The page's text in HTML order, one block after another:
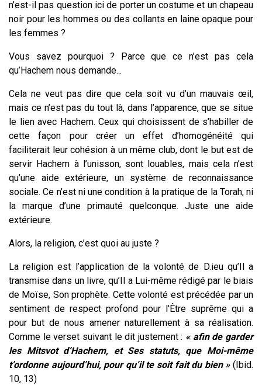
n’est-il pas question ici de porter un costume et un chapeau
noir pour les hommes ou des collants en laine opaque pour
les femmes ?
Vous savez pourquoi ? Parce que ce n’est pas cela
qu’Hachem nous demande...
Cela ne veut pas dire que cela soit vu d’un mauvais œil,
mais ce n’est pas du tout là, dans l’apparence, que se situe
le lien avec Hachem. Ceux qui choisissent de s’habiller de
cette façon pour créer un effet d’homogénéité qui
faciliterait leur cohésion à un même club, dont le but est de
servir Hachem à l’unisson, sont louables, mais cela n’est
qu’une aide extérieure, un système de reconnaissance
sociale. Ce n’est ni une condition à la pratique de la Torah, ni
la marque d’une primauté quelconque. Juste une aide
extérieure.
Alors, la religion, c’est quoi au juste ?
La religion est l’application de la volonté de D.ieu qu’Il a
transmise dans un livre, qu’Il a Lui-même rédigé par le biais
de Moïse, Son prophète. Cette volonté est précédée par un
sentiment de respect profond pour l'Être suprême qui a
pour but de nous amener naturellement à sa réalisation.
Comme le verset suivant le dit justement : « afin de garder
les Mitsvot d’Hachem, et Ses statuts, que Moi-même
t’ordonne aujourd’hui, pour qu’il te soit fait du bien »(Ibid.
10, 13)